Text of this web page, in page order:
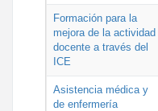
Formación para la
mejora de la actividad
docente a través del
ICE
Asistencia médica y
de enfermería